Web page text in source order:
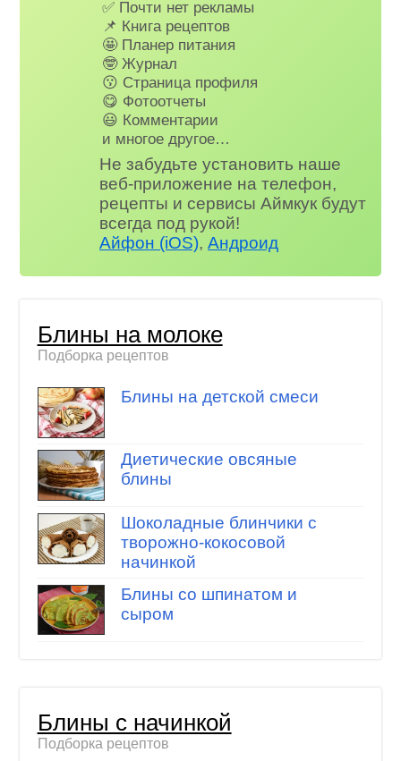
✅ Почти нет рекламы
📌 Книга рецептов
🤩 Планер питания
🤓 Журнал
😗 Страница профиля
😋 Фотоотчеты
😃 Комментарии
и многое другое…
Не забудьте установить наше
веб-приложение на телефон,
рецепты и сервисы Аймкук будут
всегда под рукой!
Айфон (iOS),Андроид
Блины на молоке
Подборка рецептов
Блины на детской смеси
Диетические овсяные
блины
Шоколадные блинчики с
творожно-кокосовой
начинкой
Блины со шпинатом и
сыром
Блины с начинкой
Подборка рецептов